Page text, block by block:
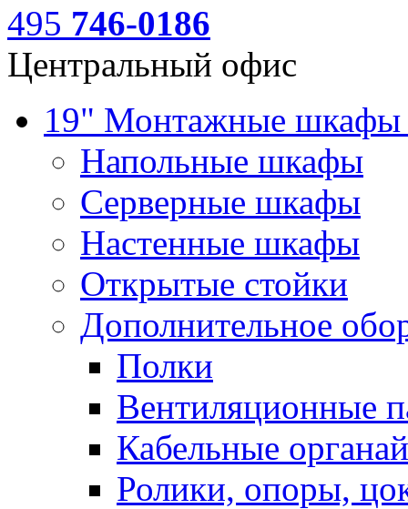
495 746-0186
Центральный офис
19" Монтажные
Напольные шкафы
Серверные шкафы
Настенные шкафы
Открытые стойки
Дополнительное
Полки
Вентиляционные
Кабельные
Ролики, опоры,